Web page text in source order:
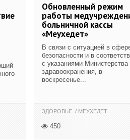
Обновленный режим
работы
больничной кассы
«Меухедет»
В связи с ситуацией в
безопасности и в
с указаниями Министерства
здравоохранения, в
воскресенье...
ЗДОРОВЬЕ МЕУХЕДЕТ
450